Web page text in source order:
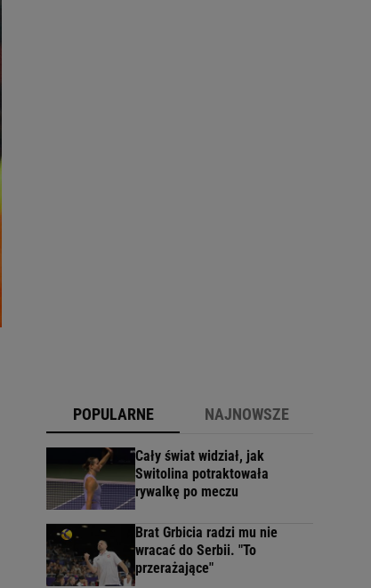
POPULARNE NAJNOWSZE
Cały świat widział, jak
Switolina potraktowała
rywalkę po meczu
Brat Grbicia radzi mu nie
wracać do Serbii. "To
przerażające"